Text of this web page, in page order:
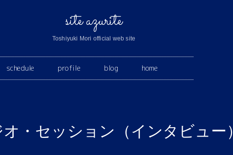
site azurite
Toshiyuki Mori official web site
schedule profile blog home
・セッション（インタビュー）